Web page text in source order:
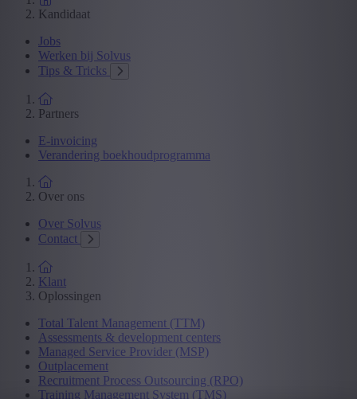
Kandidaat
Jobs
Werken bij Solvus
Tips & Tricks
Partners
E-invoicing
Verandering boekhoudprogramma
Over ons
Over Solvus
Contact
Klant
Oplossingen
Total Talent Management (TTM)
Assessments & development centers
Managed Service Provider (MSP)
Outplacement
Recruitment Process Outsourcing (RPO)
Training Management System (TMS)